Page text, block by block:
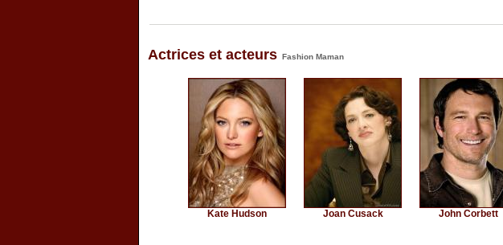
Actrices et acteurs Fashion Maman
Kate Hudson Joan Cusack John Corbett